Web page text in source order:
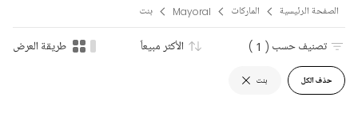
الصفحة الرئيسية الماركات Mayoral بنت
حذف الكل بنت
تصنيف حسب ( 1 ) الأكثر مبيعاً طريقة العرض